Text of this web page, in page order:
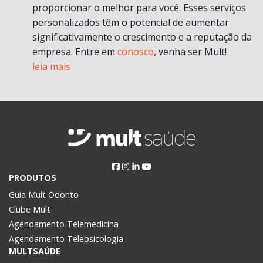
proporcionar o melhor para você. Esses serviços
personalizados têm o potencial de aumentar
significativamente o crescimento e a reputação da
empresa. Entre em conosco, venha ser Mult!
leia mais
PRODUTOS
Guia Mult Odonto
Clube Mult
Agendamento Telemedicina
Agendamento Telepsicologia
MULTSAÚDE